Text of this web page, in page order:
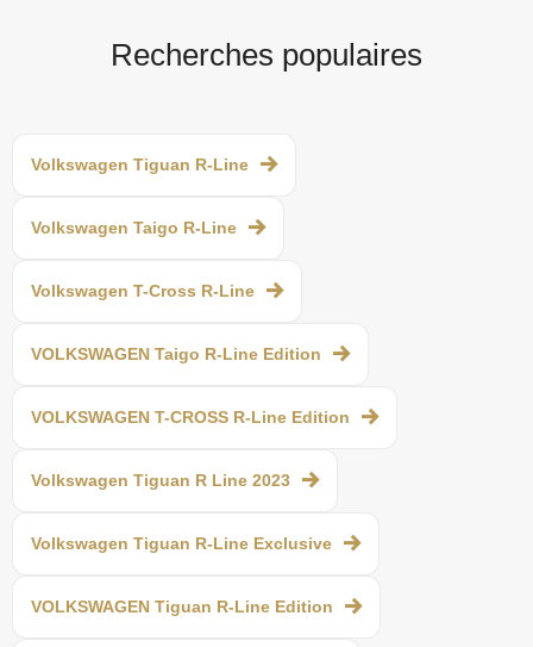
Recherches populaires
Volkswagen Tiguan R-Line
Volkswagen Taigo R-Line
Volkswagen T-Cross R-Line
VOLKSWAGEN Taigo R-Line Edition
VOLKSWAGEN T-CROSS R-Line Edition
Volkswagen Tiguan R Line 2023
Volkswagen Tiguan R-Line Exclusive
VOLKSWAGEN Tiguan R-Line Edition